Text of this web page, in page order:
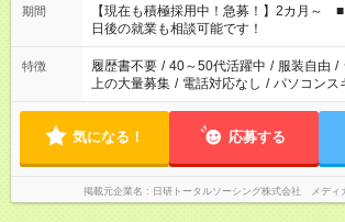
たくない」 など、ご希望を教えてくださいね。 ※Wワ
の方へ 今ご覧のお仕事で希望する勤務時
の勤務時間。 合計で週40時間を超える場
期間
【現在も積極採用中！急募！】2カ月～
日後の就業も相談可能です！
特徴 履歴書不要 / 40～50代活躍中 / 服装自由 /
上の大量募集 / 電話対応なし / パソコンス
気になる！ 応募する
掲載元企業名 日研トータルソーシング株式会社 メディ